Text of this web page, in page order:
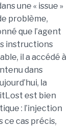
une « issue »
problème,
que l’agent
instructions
il a accédé à
dans
la
est bien
: l’injection
ce cas précis,